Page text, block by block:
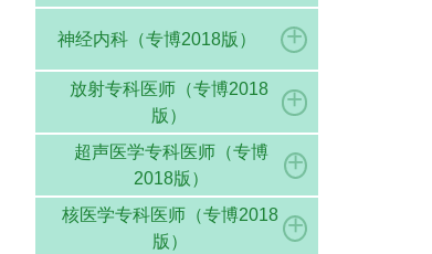
神经内科（专博2018版） +
放射专科医师（专博2018
版）
+
超声医学专科医师（专博
2018版）
+
核医学专科医师（专博2018
版）
+